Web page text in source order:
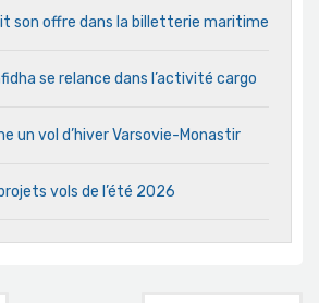
son offre dans la billetterie maritime
se relance dans l’activité cargo
un vol d’hiver Varsovie-Monastir
vols de l’été 2026